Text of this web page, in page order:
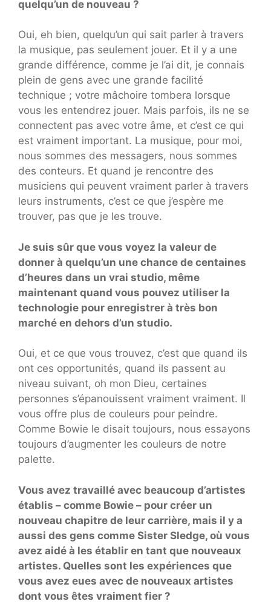
quelqu’un de nouveau ?
Oui, eh bien, quelqu’un qui sait parler à travers
la musique, pas seulement jouer. Et il y a une
grande différence, comme je l’ai dit, je connais
plein de gens avec une grande facilité
technique ; votre mâchoire tombera lorsque
vous les entendrez jouer. Mais parfois, ils ne se
connectent pas avec votre âme, et c’est ce qui
est vraiment important. La musique, pour moi,
nous sommes des messagers, nous sommes
des conteurs. Et quand je rencontre des
musiciens qui peuvent vraiment parler à travers
leurs instruments, c’est ce que j’espère me
trouver, pas que je les trouve.
Je suis sûr que vous voyez la valeur de
donner à quelqu’un une chance de centaines
d’heures dans un vrai studio, même
maintenant quand vous pouvez utiliser la
technologie pour enregistrer à très bon
marché en dehors d’un studio.
Oui, et ce que vous trouvez, c’est que quand ils
ont ces opportunités, quand ils passent au
niveau suivant, oh mon Dieu, certaines
personnes s’épanouissent vraiment vraiment. Il
vous offre plus de couleurs pour peindre.
Comme Bowie le disait toujours, nous essayons
toujours d’augmenter les couleurs de notre
palette.
Vous avez travaillé avec beaucoup d’artistes
établis – comme Bowie – pour créer un
nouveau chapitre de leur carrière, mais il y a
aussi des gens comme Sister Sledge, où vous
avez aidé à les établir en tant que nouveaux
artistes. Quelles sont les expériences que
vous avez eues avec de nouveaux artistes
dont vous êtes vraiment fier ?